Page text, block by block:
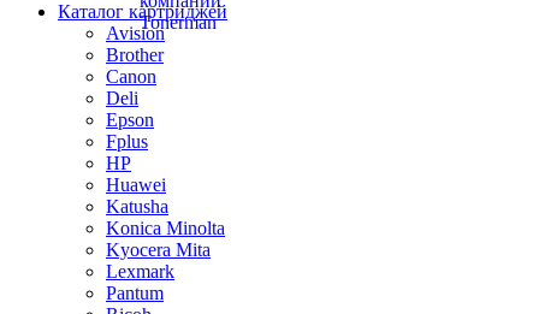
Каталог картриджей
Avision
Brother
Canon
Deli
Epson
Fplus
HP
Huawei
Katusha
Konica Minolta
Kyocera Mita
Lexmark
Pantum